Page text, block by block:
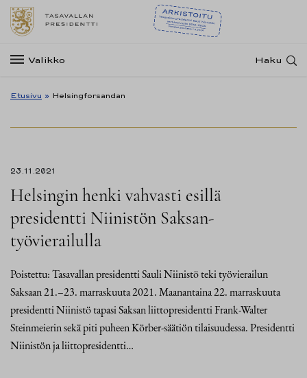
Valikko Haku
Etusivu » Helsingforsandan
23.11.2021
Helsingin henki vahvasti esillä
presidentti Niinistön Saksan-
työvierailulla
Poistettu: Tasavallan presidentti Sauli Niinistö teki työvierailun
Saksaan 21.–23. marraskuuta 2021. Maanantaina 22. marraskuuta
presidentti Niinistö tapasi Saksan liittopresidentti Frank-Walter
Steinmeierin sekä piti puheen Körber-säätiön tilaisuudessa. Presidentti
Niinistön ja liittopresidentti…